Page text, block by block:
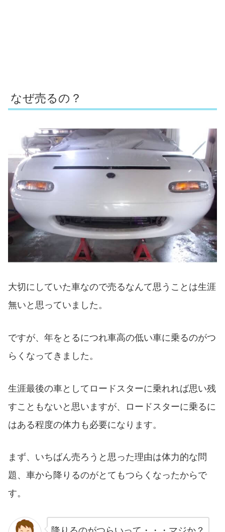
なぜ売るの？
大切にしていた車なので売るなんて思うことは生涯
無いと思っていました。
ですが、年をとるにつれ車高の低い車に乗るのがつ
らくなってきました。
生涯最後の車としてロードスターに乗れれば思い残
すこともないと思いますが、ロードスターに乗るに
はある程度の体力も必要になります。
まず、いちばん売ろうと思った理由は体力的な問
題、車から降りるのがとてもつらくなったからで
す。